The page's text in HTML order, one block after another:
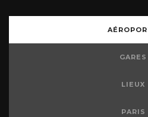
GARES
LIEUX
PARIS